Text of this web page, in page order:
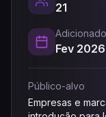
21
Fev 2026
Público-alvo
Empresas e